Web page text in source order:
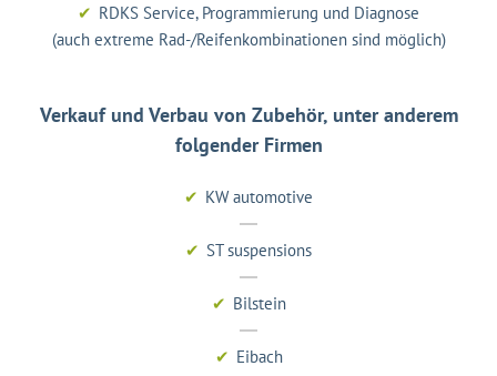
RDKS Service, Programmierung und Diagnose
(auch extreme Rad-/Reifenkombinationen sind möglich)
Verkauf und Verbau von Zubehör, unter anderem
folgender Firmen
KW automotive
ST suspensions
Bilstein
Eibach